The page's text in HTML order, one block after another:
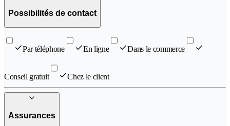
Possibilités de contact
Par téléphone En ligne Dans le commerce
Conseil gratuit Chez le client
Assurances